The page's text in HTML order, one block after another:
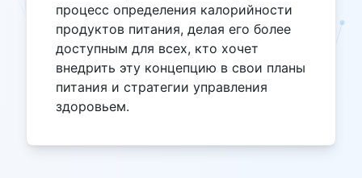
процесс определения калорийности
продуктов питания, делая его более
доступным для всех, кто хочет
внедрить эту концепцию в свои планы
питания и стратегии управления
здоровьем.